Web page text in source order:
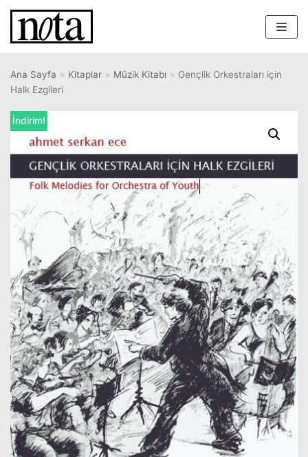
İçeriğe
geç
Ana Sayfa » Kitaplar » Müzik Kitabı » Gençlik Orkestraları için
Halk Ezgileri
İndirim!